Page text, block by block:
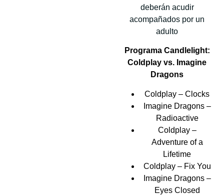
deberán acudir
acompañados por un
adulto
Programa Candlelight:
Coldplay vs. Imagine
Dragons
Coldplay – Clocks
Imagine Dragons –
Radioactive
Coldplay –
Adventure of a
Lifetime
Coldplay – Fix You
Imagine Dragons –
Eyes Closed